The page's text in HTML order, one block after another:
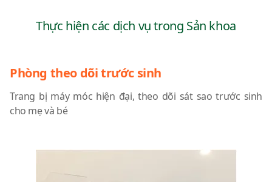
Thực hiện các dịch vụ trong Sản khoa
Phòng theo dõi trước sinh
Trang bị máy móc hiện đại, theo dõi sát sao trước sinh
cho mẹ và bé